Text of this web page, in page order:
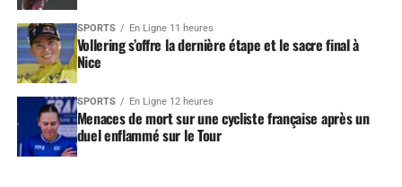
SPORTS En Ligne 11 heures
Vollering s’offre la dernière étape et le sacre final à
Nice
SPORTS En Ligne 12 heures
Menaces de mort sur une cycliste française après un
duel enflammé sur le Tour